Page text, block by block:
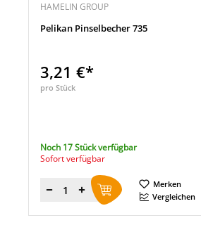
HAMELIN GROUP
Pelikan Pinselbecher 735
3,21 €*
pro Stück
Noch 17 Stück verfügbar
Sofort verfügbar
Menge
Merken
Vergleichen